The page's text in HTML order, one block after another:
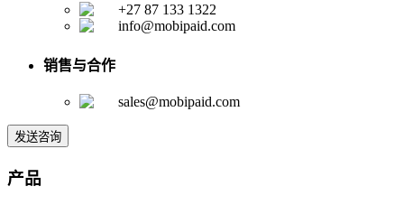
+27 87 133 1322
info@mobipaid.com
销售与合作
sales@mobipaid.com
发送咨询
产品